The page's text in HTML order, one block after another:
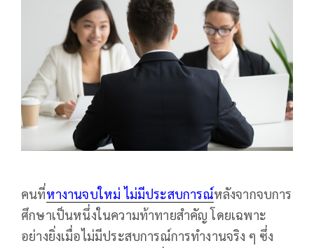
คนที่หางานจบใหม่ ไม่มีประสบการณ์หลังจากจบการ
ศึกษาเป็นหนึ่งในความท้าทายสำคัญ โดยเฉพาะ
อย่างยิ่งเมื่อไม่มีประสบการณ์การทำงานจริง ๆ ซึ่ง